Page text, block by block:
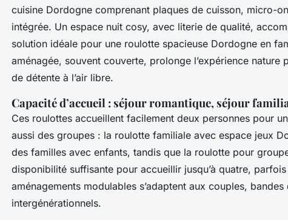
cuisine Dordogne comprenant plaques de cuisson, micro-
intégrée. Un espace nuit cosy, avec literie de qualité,
solution idéale pour une roulotte spacieuse Dordogne en
aménagée, souvent couverte, prolonge l’expérience nature
de détente à l’air libre.
Capacité d’accueil : séjour romantique, séjour
Ces roulottes accueillent facilement deux personnes pour
aussi des groupes : la roulotte familiale avec espace jeux
des familles avec enfants, tandis que la roulotte pour
disponibilité suffisante pour accueillir jusqu’à quatre,
aménagements modulables s’adaptent aux couples, bandes
intergénérationnels.